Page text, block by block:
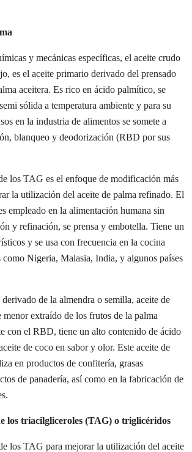
y mecánicas específicas, el aceite crudo
es el aceite primario derivado del prensado
aceitera. Es rico en ácido palmítico, se
sólida a temperatura ambiente y para su
en la industria de alimentos se somete a
blanqueo y deodorización (RBD por sus
los TAG es el enfoque de modificación más
la utilización del aceite de palma refinado. El
empleado en la alimentación humana sin
y refinación, se prensa y embotella. Tiene un
y se usa con frecuencia en la cocina
como Nigeria, Malasia, India, y algunos países
de la almendra o semilla, aceite de
menor extraído de los frutos de la palma
con el RBD, tiene un alto contenido de ácido
de coco en sabor y olor. Este aceite de
en productos de confitería, grasas
de panadería, así como en la fabricación de
los triacilgliceroles (TAG) o triglicéridos
los TAG para mejorar la utilización del aceite